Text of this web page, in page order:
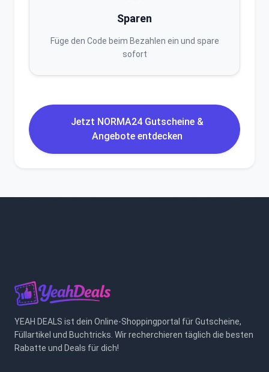
Sparen
Füge den Code beim Bezahlen ein und spare
sofort
Jetzt NORMA24 Gutscheine &
Angebote entdecken
YEAH DEALS ist dein Online-Shoppingportal für Gutscheine,
Füllartikel und Buchtricks. Wir recherchieren täglich die besten
Rabatte und Deals für dich!